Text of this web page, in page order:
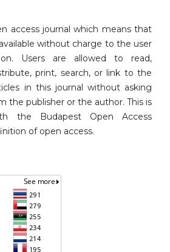
access journal which means that
without charge to the user
Users are allowed to read,
print, search, or link to the
in this journal without asking
the publisher or the author. This is
the Budapest Open Access
of open access.